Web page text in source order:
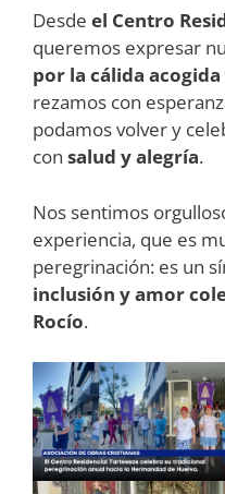
Desde el Centro
queremos expresar
por la cálida acogida
rezamos con
podamos volver y
con salud y alegría.
Nos sentimos
experiencia, que es
peregrinación: es un
inclusión y amor
Rocío.